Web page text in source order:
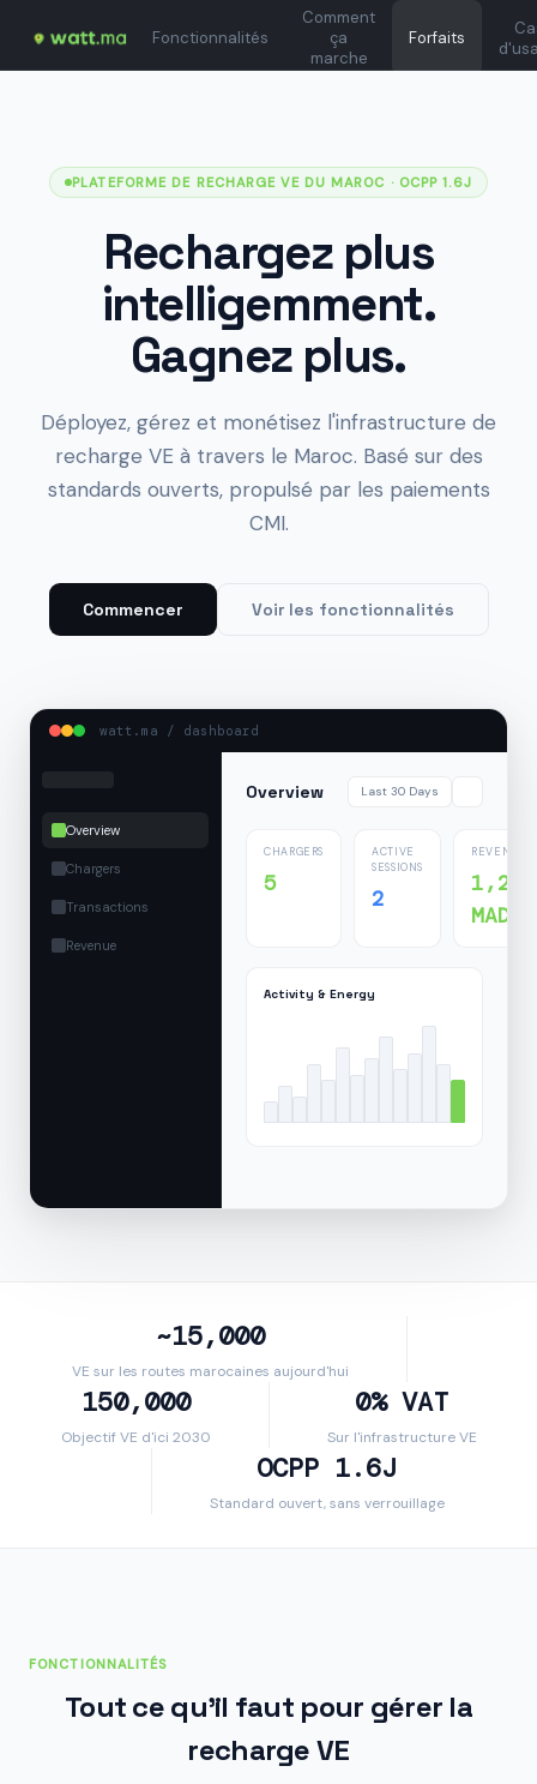
Fonctionnalités
Comment
ça
marche
Forfaits
PLATEFORME DE RECHARGE VE DU MAROC · OCPP 1.6J
Rechargez plus
intelligemment.
Gagnez plus.
Déployez, gérez et monétisez l'infrastructure de
recharge VE à travers le Maroc. Basé sur des
standards ouverts, propulsé par les paiements
CMI.
Commencer Voir les fonctionnalités
watt.ma / dashboard
Overview
Chargers
Transactions
Revenue
Overview Last 30 Days
CHARGERS
5
ACTIVE
SESSIONS
2
REVENUE
1,240
MAD
Activity & Energy
~15,000
VE sur les routes marocaines aujourd'hui
150,000
Objectif VE d'ici 2030
0% VAT
Sur l'infrastructure VE
OCPP 1.6J
Standard ouvert, sans verrouillage
FONCTIONNALITÉS
Tout ce qu'il faut pour gérer la
recharge VE